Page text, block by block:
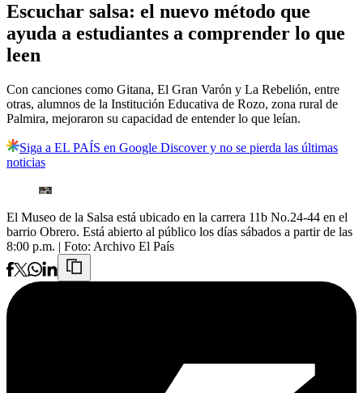
Escuchar salsa: el nuevo método que
ayuda a estudiantes a comprender lo que
leen
Con canciones como Gitana, El Gran Varón y La Rebelión, entre
otras, alumnos de la Institución Educativa de Rozo, zona rural de
Palmira, mejoraron su capacidad de entender lo que leían.
Siga a EL PAÍS en Google Discover y no se pierda las últimas
noticias
El Museo de la Salsa está ubicado en la carrera 11b No.24-44 en el
barrio Obrero. Está abierto al público los días sábados a partir de las
8:00 p.m. | Foto: Archivo El País